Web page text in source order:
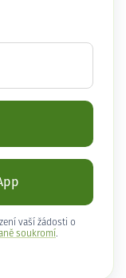
vaší žádosti o
soukromí .